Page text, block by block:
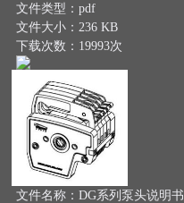
文件类型：pdf
文件大小：236 KB
下载次数：19993次
文件名称：DG系列泵头说明书